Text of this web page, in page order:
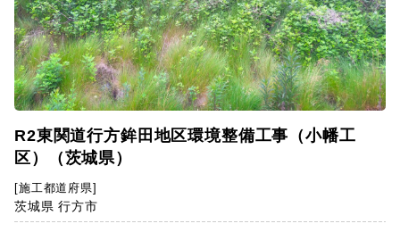
R2東関道行方鉾田地区環境整備工事（小幡工
区）（茨城県）
[施工都道府県]
茨城県 行方市